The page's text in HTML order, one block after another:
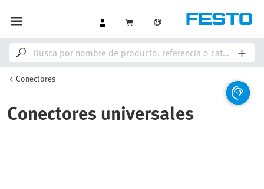
Conectores
Conectores universales